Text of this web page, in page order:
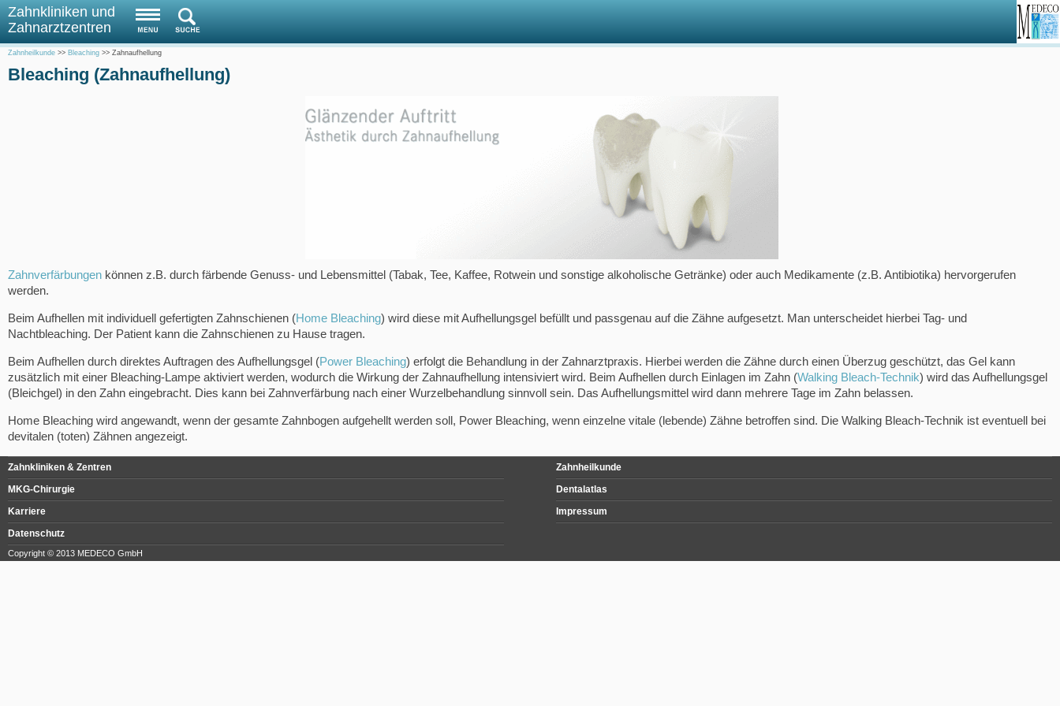
Zahnkliniken und
Zahnarztzentren
Zahnheilkunde >> Bleaching >> Zahnaufhellung
Bleaching (Zahnaufhellung)
Zahnverfärbungen können z.B. durch färbende Genuss- und Lebensmittel (Tabak, Tee, Kaffee, Rotwein und sonstige alkoholische Getränke) oder auch Medikamente (z.B. Antibiotika) hervorgerufen
werden.
Beim Aufhellen mit individuell gefertigten Zahnschienen (Home Bleaching) wird diese mit Aufhellungsgel befüllt und passgenau auf die Zähne aufgesetzt. Man unterscheidet hierbei Tag- und
Nachtbleaching. Der Patient kann die Zahnschienen zu Hause tragen.
Beim Aufhellen durch direktes Auftragen des Aufhellungsgel (Power Bleaching) erfolgt die Behandlung in der Zahnarztpraxis. Hierbei werden die Zähne durch einen Überzug geschützt, das Gel kann
zusätzlich mit einer Bleaching-Lampe aktiviert werden, wodurch die Wirkung der Zahnaufhellung intensiviert wird. Beim Aufhellen durch Einlagen im Zahn (Walking Bleach-Technik) wird das Aufhellungsgel
(Bleichgel) in den Zahn eingebracht. Dies kann bei Zahnverfärbung nach einer Wurzelbehandlung sinnvoll sein. Das Aufhellungsmittel wird dann mehrere Tage im Zahn belassen.
Home Bleaching wird angewandt, wenn der gesamte Zahnbogen aufgehellt werden soll, Power Bleaching, wenn einzelne vitale (lebende) Zähne betroffen sind. Die Walking Bleach-Technik ist eventuell bei
devitalen (toten) Zähnen angezeigt.
Zahnkliniken & Zentren
Zahnheilkunde
MKG-Chirurgie
Dentalatlas
Karriere
Impressum
Datenschutz
Copyright © 2013 MEDECO GmbH